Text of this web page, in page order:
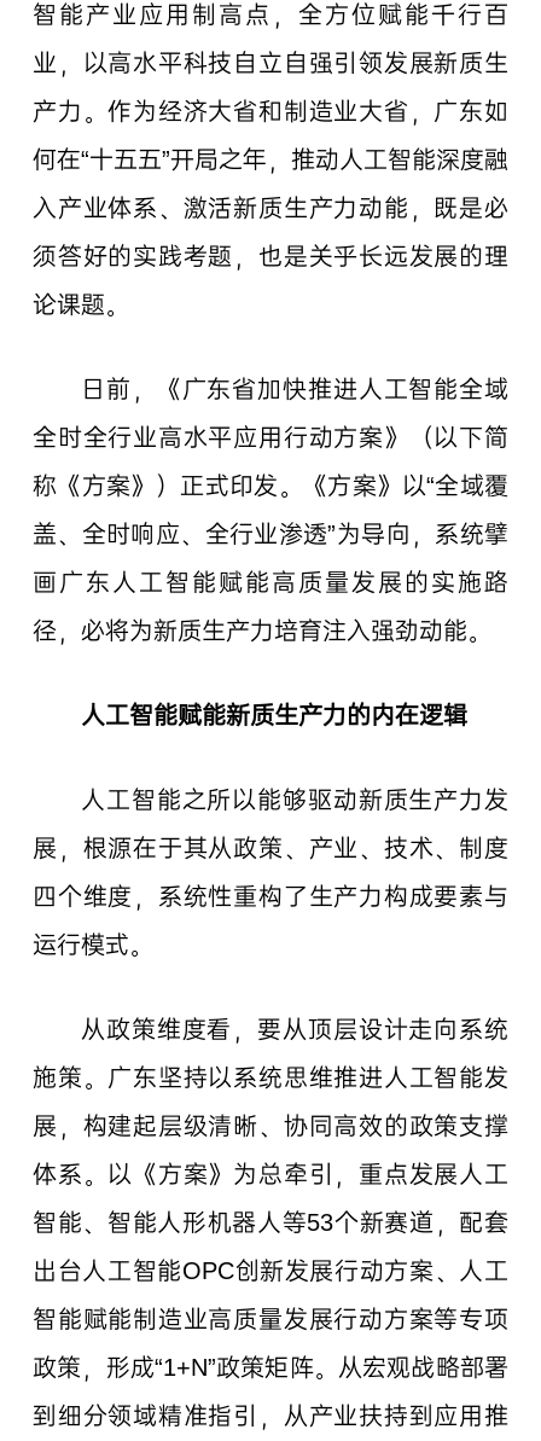
智能产业应用制高点，全方位赋能千行百
业，以高水平科技自立自强引领发展新质生
产力。作为经济大省和制造业大省，广东如
何在“十五五”开局之年，推动人工智能深度融
入产业体系、激活新质生产力动能，既是必
须答好的实践考题，也是关乎长远发展的理
论课题。
日前，《广东省加快推进人工智能全域
全时全行业高水平应用行动方案》（以下简
称《方案》）正式印发。《方案》以“全域覆
盖、全时响应、全行业渗透”为导向，系统擘
画广东人工智能赋能高质量发展的实施路
径，必将为新质生产力培育注入强劲动能。
人工智能赋能新质生产力的内在逻辑
人工智能之所以能够驱动新质生产力发
展，根源在于其从政策、产业、技术、制度
四个维度，系统性重构了生产力构成要素与
运行模式。
从政策维度看，要从顶层设计走向系统
施策。广东坚持以系统思维推进人工智能发
展，构建起层级清晰、协同高效的政策支撑
体系。以《方案》为总牵引，重点发展人工
智能、智能人形机器人等53个新赛道，配套
出台人工智能OPC创新发展行动方案、人工
智能赋能制造业高质量发展行动方案等专项
政策，形成“1+N”政策矩阵。从宏观战略部署
到细分领域精准指引，从产业扶持到应用推